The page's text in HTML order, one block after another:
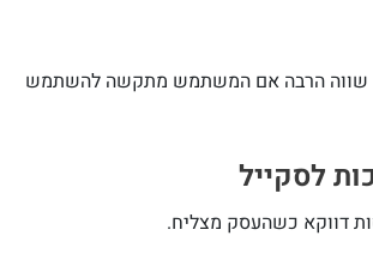
שווה הרבה אם המשתמש מתקשה להשתמש
לסקייל
דווקא כשהעסק מצליח.